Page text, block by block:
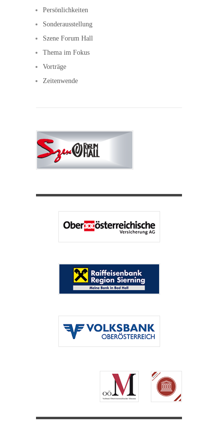
Persönlichkeiten
Sonderausstellung
Szene Forum Hall
Thema im Fokus
Vorträge
Zeitenwende